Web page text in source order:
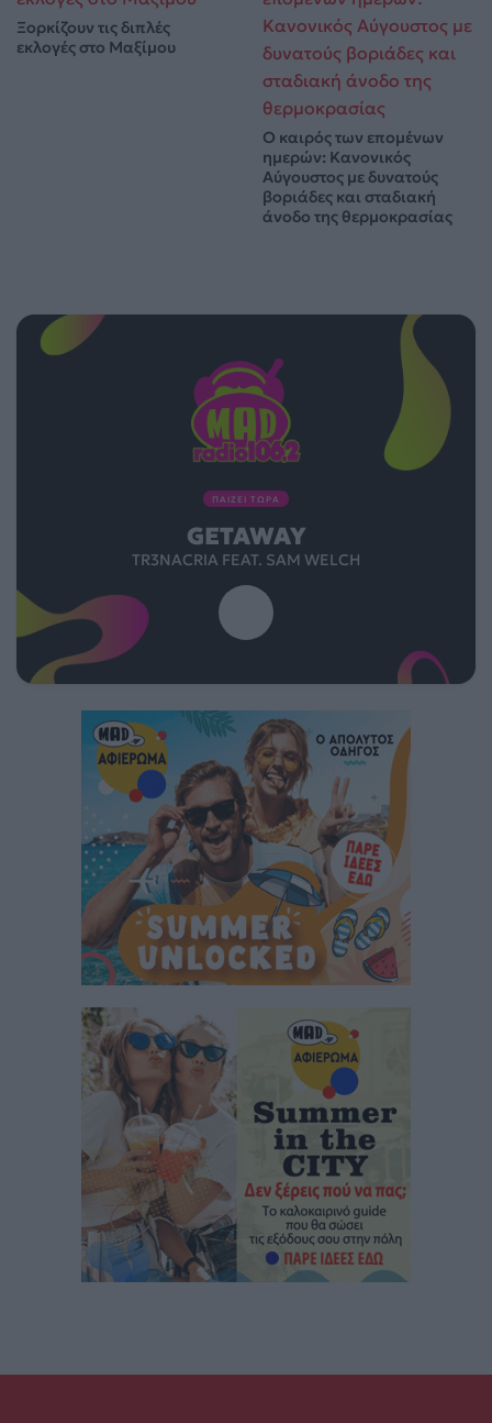
Ξορκίζουν τις διπλές
εκλογές στο Μαξίμου
Ο καιρός των επομένων
ημερών: Κανονικός
Αύγουστος με δυνατούς
βοριάδες και σταδιακή
άνοδο της θερμοκρασίας
ΠΑΙΖΕΙ ΤΩΡΑ
GETAWAY
TR3NACRIA FEAT. SAM WELCH